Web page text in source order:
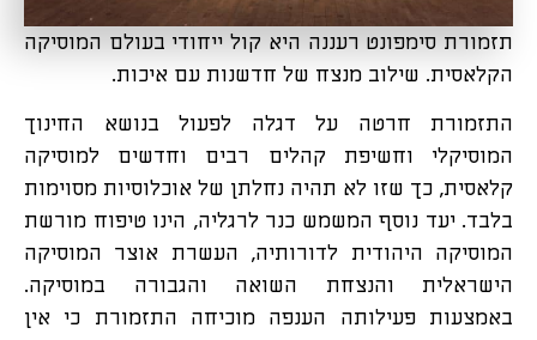
תזמורת סימפונט רעננה היא קול ייחודי בעולם המוסיקה
הקלאסית. שילוב מנצח של חדשנות עם איכות.
התזמורת חרטה על דגלה לפעול בנושא החינוך
המוסיקלי וחשיפת קהלים רבים וחדשים למוסיקה
קלאסית, כך שזו לא תהיה נחלתן של אוכלוסיות מסוימות
בלבד. יעד נוסף המשמש כנר לרגליה, הינו טיפוח מורשת
המוסיקה היהודית לדורותיה, העשרת אוצר המוסיקה
הישראלית והנצחת השואה והגבורה במוסיקה.
באמצעות פעילותה הענפה מוכיחה התזמורת כי אין